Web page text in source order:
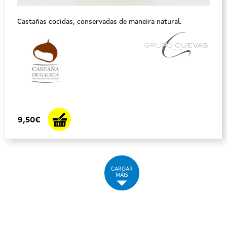
Castañas cocidas, conservadas de maneira natural.
9,50€
CARGAR
MÁIS